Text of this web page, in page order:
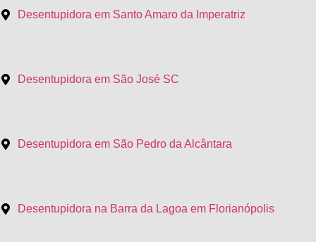
Desentupidora em Santo Amaro da Imperatriz
Desentupidora em São José SC
Desentupidora em São Pedro da Alcântara
Desentupidora na Barra da Lagoa em Florianópolis